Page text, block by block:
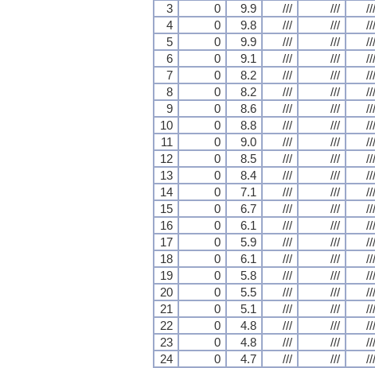
3
0 9.9 /// /// ///
4
0 9.8 /// /// ///
5
0 9.9 /// /// ///
6
0 9.1 /// /// ///
7
0 8.2 /// /// ///
8
0 8.2 /// /// ///
9
0 8.6 /// /// ///
10
0 8.8 /// /// ///
11
0 9.0 /// /// ///
12
0 8.5 /// /// ///
13
0 8.4 /// /// ///
14
0 7.1 /// /// ///
15
0 6.7 /// /// ///
16
0 6.1 /// /// ///
17
0 5.9 /// /// ///
18
0 6.1 /// /// ///
19
0 5.8 /// /// ///
20
0 5.5 /// /// ///
21
0 5.1 /// /// ///
22
0 4.8 /// /// ///
23
0 4.8 /// /// ///
24
0 4.7 /// /// ///